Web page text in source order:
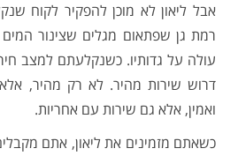
אבל ליאון לא מוכן להפקיר לקוח
רמת גן שפתאום מגלים שצינור
עולה על גדותיו. כשנקלעתם למצב
דרוש שירות מהיר. לא רק מהיר,
ואמין, אלא גם שירות עם אחריות.
כשאתם מזמינים את ליאון, אתם